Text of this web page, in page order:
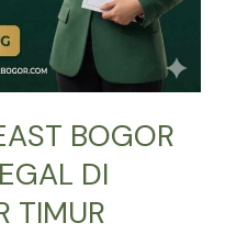
BOGOR
DI
TIMUR